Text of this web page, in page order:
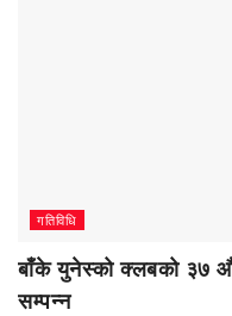
गतिविधि
बाँके युनेस्को क्लबको ३७ औं
सम्पन्न